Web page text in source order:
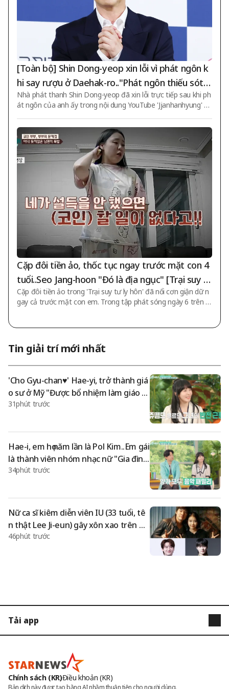
[Toàn bộ] Shin Dong-yeop xin lỗi vì phát ngôn k
hi say rượu ở Daehak-ro.."Phát ngôn thiếu sót t
ập trung vào những lời đùa"
Nhà phát thanh Shin Dong-yeop đã xin lỗi trực tiếp sau khi ph
át ngôn của anh ấy trong nội dung YouTube 'Jjanhanhyung' gâ
hức vào ngày 6, nói rằng "Tôi xin lỗi chân thành từ tận đáy lòn
g với tất cả những người đã bị tổn thương và thất vọng vì nh
ững phát ngôn hấp tấp của tôi trong bài phát sóng 'Jjanhanhy
ung' gần đây". Anh ấy nhấn mạnh tình yêu và sự tôn trọng đối
với Daehak-ro. Shin Dong-yeop nói rằng "Daehak-ro là một k
hông gian rất ý ngh
Cặp đôi tiền ảo, thốc tục ngay trước mặt con 4
tuổi..Seo Jang-hoon "Đó là địa ngục" [Trại suy t
ư ly hôn]
Cặp đôi tiền ảo trong 'Trại suy tư ly hôn' đã nổi cơn giận dữ n
gay cả trước mặt con em. Trong tập phát sóng ngày 6 trên c
có lỗi khi nợ nần, nhưng dù sao thì cũng khó có thể hiểu được
vợ một cách hợp lý". Trong đoạn video tiếp theo, hình ảnh cặ
p vợ chồng tiếp tục thốc tục trước mặt các con được phác họa.
Tin giải trí mới nhất
'Cho Gyu-chan♥' Hae-yi, trở thành giá
o sư ở Mỹ "Được bổ nhiệm làm giáo s
ư Khoa Tiếng Anh" [Hae-tu][별별TV]
31phút trước
Hae-i, em họ năm lần là Pol Kim..Em gái
là thành viên nhóm nhạc nữ "Gia đình
âm nhạc hoàn toàn" [Hae-tu]
34phút trước
Nữ ca sĩ kiêm diễn viên IU (33 tuổi, tê
n thật Lee Ji-eun) gây xôn xao trên m
ạng xã hội khi chia sẻ tình hình gần đâ
46phút trước
Tải app
STARPOLL
Chính sách (KR)Điều khoản (KR)
Bản dịch này được tạo bằng AI nhằm thuận tiện cho người dùng.